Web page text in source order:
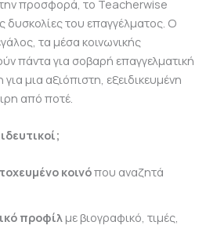
προσφορά, το Teacherwise
δυσκολίες του επαγγέλματος. Ο
τα μέσα κοινωνικής
πάντα για σοβαρή επαγγελματική
μια αξιόπιστη, εξειδικευμένη
από ποτέ.
κοινόπου αναζητά
προφίλ με βιογραφικό, τιμές,